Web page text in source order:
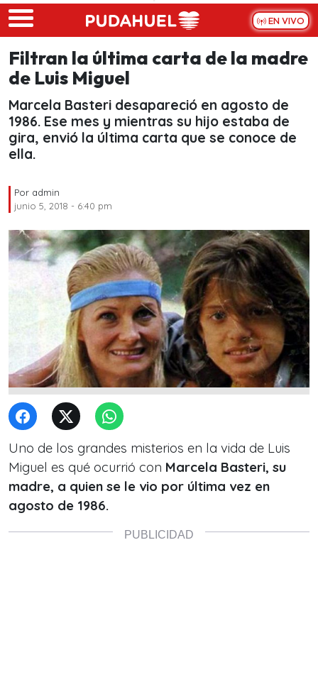
Skip to main content
EN VIVO
Filtran la última carta de la madre
de Luis Miguel
Marcela Basteri desapareció en agosto de
1986. Ese mes y mientras su hijo estaba de
gira, envió la última carta que se conoce de
ella.
Por admin
junio 5, 2018 - 6:40 pm
Uno de los grandes misterios en la vida de Luis
Miguel es qué ocurrió con Marcela Basteri, su
madre, a quien se le vio por última vez en
agosto de 1986.